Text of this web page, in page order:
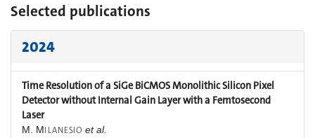
Selected publications
2024
Time Resolution of a SiGe BiCMOS Monolithic Silicon Pixel
Detector without Internal Gain Layer with a Femtosecond
Laser
M. MILANESIO et al.